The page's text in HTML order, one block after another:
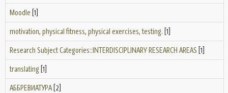
Moodle [1]
motivation, physical fitness, physical exercises, testing. [1]
Research Subject Categories::INTERDISCIPLINARY RESEARCH AREAS [1]
translating [1]
АББРЕВИАТУРА[2]